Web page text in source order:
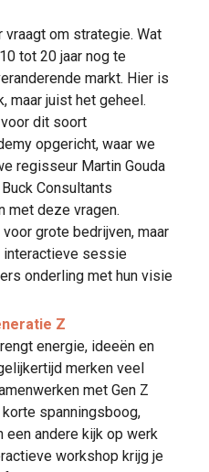
om strategie. Wat
tot 20 jaar nog te
markt. Hier is
maar juist het geheel.
dit soort
opgericht, waar we
regisseur Martin Gouda
Consultants
met deze vragen.
grote bedrijven, maar
interactieve sessie
onderling met hun visie
Z
energie, ideeën en
merken veel
met Gen Z
spanningsboog,
een andere kijk op werk
workshop krijg je